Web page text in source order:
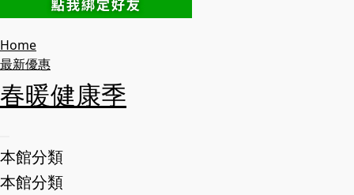
Home
最新優惠
春暖健康季
本館分類
本館分類